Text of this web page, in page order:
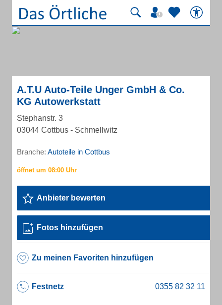
A.T.U Auto-Teile Unger GmbH & Co.
KG Autowerkstatt
Stephanstr. 3
03044 Cottbus - Schmellwitz
Branche: Autoteile in Cottbus
Anbieter bewerten
Fotos hinzufügen
Zu meinen Favoriten hinzufügen
Festnetz